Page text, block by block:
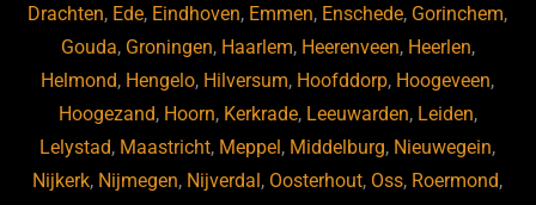
Drachten, Ede, Eindhoven, Emmen, Enschede, Gorinchem,
Gouda, Groningen, Haarlem, Heerenveen, Heerlen,
Helmond, Hengelo, Hilversum, Hoofddorp, Hoogeveen,
Hoogezand, Hoorn, Kerkrade, Leeuwarden, Leiden,
Lelystad, Maastricht, Meppel, Middelburg, Nieuwegein,
Nijkerk, Nijmegen, Nijverdal, Oosterhout, Oss, Roermond,